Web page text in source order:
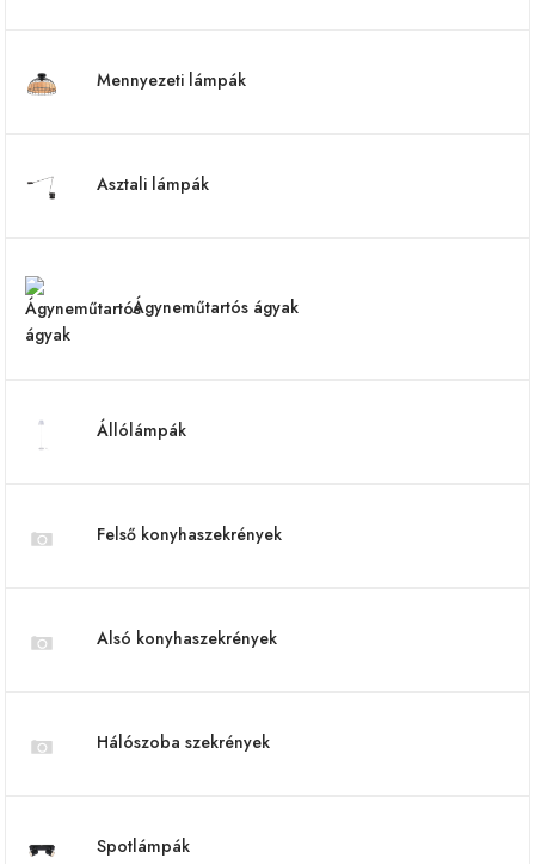
Mennyezeti lámpák
Asztali lámpák
Ágyneműtartós ágyak
Állólámpák
Felső konyhaszekrények
Alsó konyhaszekrények
Hálószoba szekrények
Spotlámpák